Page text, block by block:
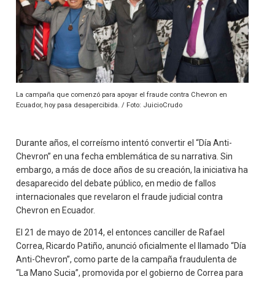
La campaña que comenzó para apoyar el fraude contra Chevron en
Ecuador, hoy pasa desapercibida. / Foto: JuicioCrudo
Durante años, el correísmo intentó convertir el “Día Anti-
Chevron” en una fecha emblemática de su narrativa. Sin
embargo, a más de doce años de su creación, la iniciativa ha
desaparecido del debate público, en medio de fallos
internacionales que revelaron el fraude judicial contra
Chevron en Ecuador.
El 21 de mayo de 2014, el entonces canciller de Rafael
Correa, Ricardo Patiño, anunció oficialmente el llamado “Día
Anti-Chevron”, como parte de la campaña fraudulenta de
“La Mano Sucia”, promovida por el gobierno de Correa para